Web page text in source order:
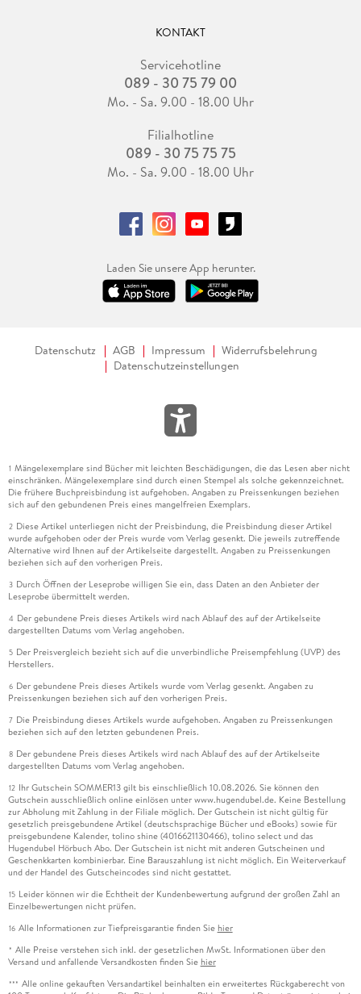
KONTAKT
Servicehotline
089 - 30 75 79 00
Mo. - Sa. 9.00 - 18.00 Uhr
Filialhotline
089 - 30 75 75 75
Mo. - Sa. 9.00 - 18.00 Uhr
Laden Sie unsere App herunter.
Datenschutz AGB Impressum
Widerrufsbelehrung
Datenschutzeinstellungen
1 Mängelexemplare sind Bücher mit leichten Beschädigungen, die das Lesen aber nicht
einschränken. Mängelexemplare sind durch einen Stempel als solche gekennzeichnet.
Die frühere Buchpreisbindung ist aufgehoben. Angaben zu Preissenkungen beziehen
sich auf den gebundenen Preis eines mangelfreien Exemplars.
2 Diese Artikel unterliegen nicht der Preisbindung, die Preisbindung dieser Artikel
wurde aufgehoben oder der Preis wurde vom Verlag gesenkt. Die jeweils zutreffende
Alternative wird Ihnen auf der Artikelseite dargestellt. Angaben zu Preissenkungen
beziehen sich auf den vorherigen Preis.
3 Durch Öffnen der Leseprobe willigen Sie ein, dass Daten an den Anbieter der
Leseprobe übermittelt werden.
4 Der gebundene Preis dieses Artikels wird nach Ablauf des auf der Artikelseite
dargestellten Datums vom Verlag angehoben.
5 Der Preisvergleich bezieht sich auf die unverbindliche Preisempfehlung (UVP) des
Herstellers.
6 Der gebundene Preis dieses Artikels wurde vom Verlag gesenkt. Angaben zu
Preissenkungen beziehen sich auf den vorherigen Preis.
7 Die Preisbindung dieses Artikels wurde aufgehoben. Angaben zu Preissenkungen
beziehen sich auf den letzten gebundenen Preis.
8 Der gebundene Preis dieses Artikels wird nach Ablauf des auf der Artikelseite
dargestellten Datums vom Verlag angehoben.
12 Ihr Gutschein SOMMER13 gilt bis einschließlich 10.08.2026. Sie können den
Gutschein ausschließlich online einlösen unter www.hugendubel.de. Keine Bestellung
zur Abholung mit Zahlung in der Filiale möglich. Der Gutschein ist nicht gültig für
gesetzlich preisgebundene Artikel (deutschsprachige Bücher und eBooks) sowie für
preisgebundene Kalender, tolino shine (4016621130466), tolino select und das
Hugendubel Hörbuch Abo. Der Gutschein ist nicht mit anderen Gutscheinen und
Geschenkkarten kombinierbar. Eine Barauszahlung ist nicht möglich. Ein Weiterverkauf
und der Handel des Gutscheincodes sind nicht gestattet.
15 Leider können wir die Echtheit der Kundenbewertung aufgrund der großen Zahl an
Einzelbewertungen nicht prüfen.
16 Alle Informationen zur Tiefpreisgarantie finden Sie hier
* Alle Preise verstehen sich inkl. der gesetzlichen MwSt. Informationen über den
Versand und anfallende Versandkosten finden Sie hier
*** Alle online gekauften Versandartikel beinhalten ein erweitertes Rückgaberecht von